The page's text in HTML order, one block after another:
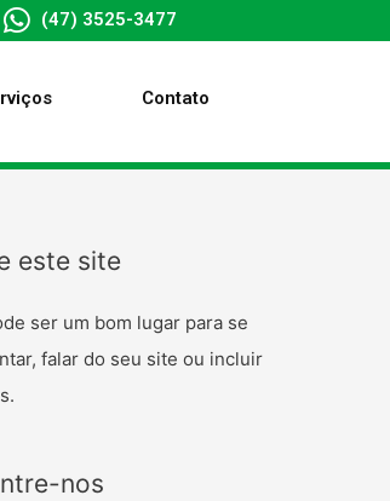
(47) 3525-3477
Contato
este site
ser um bom lugar para se
falar do seu site ou incluir
nos